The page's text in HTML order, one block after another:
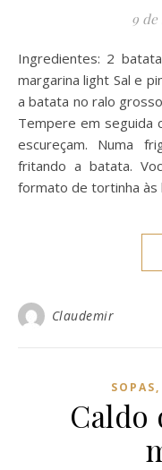
9 de
Ingredientes: 2 batatas grandes 2 colheres de sopa de
margarina light Sal e
a batata no ralo
Tempere em seguida
escureçam. Numa
fritando a batata.
formato de tortinha às
Claudemir
Caldo